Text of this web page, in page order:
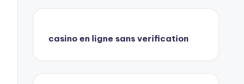
casino en ligne sans verification